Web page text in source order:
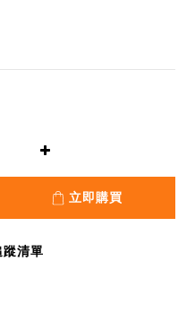
立即購買
蹤清單